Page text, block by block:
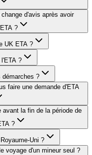
d'avis après avoir
?
UK ETA ?
?
démarches ?
faire une demande d'ETA
la fin de la période de
?
Uni ?
voyage d'un mineur seul ?